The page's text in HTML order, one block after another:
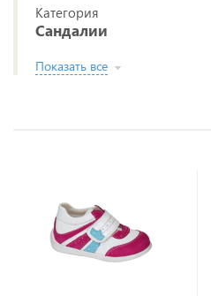
Категория
Сандалии
Показать все